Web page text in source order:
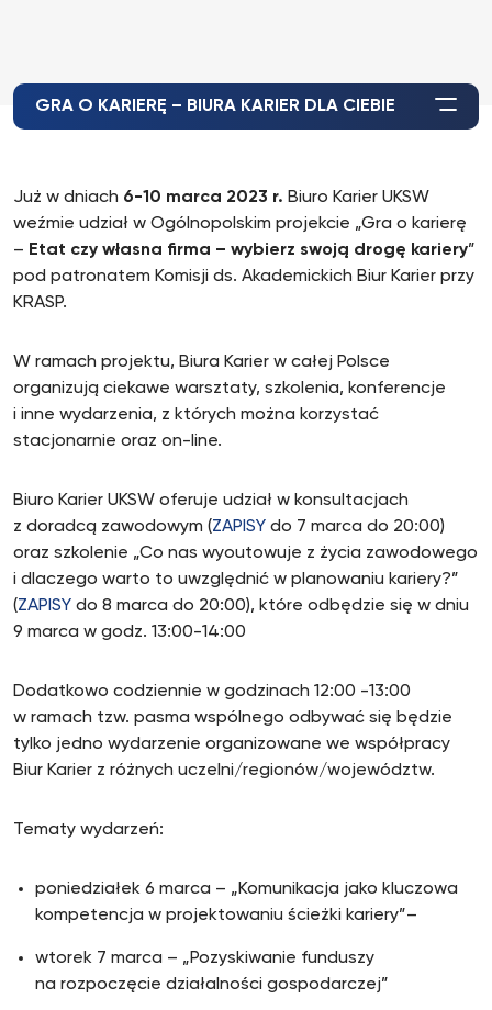
GRA O KARIERĘ – BIURA KARIER DLA CIEBIE
Już w dniach 6-10 marca 2023 r. Biuro Karier UKSW
weźmie udział w Ogólnopolskim projekcie „Gra o karierę
– Etat czy własna firma – wybierz swoją drogę kariery”
pod patronatem Komisji ds. Akademickich Biur Karier przy
KRASP.
W ramach projektu, Biura Karier w całej Polsce
organizują ciekawe warsztaty, szkolenia, konferencje
i inne wydarzenia, z których można korzystać
stacjonarnie oraz on-line.
Biuro Karier UKSW oferuje udział w konsultacjach
z doradcą zawodowym (ZAPISY do 7 marca do 20:00)
oraz szkolenie „Co nas wyoutowuje z życia zawodowego
i dlaczego warto to uwzględnić w planowaniu kariery?”
(ZAPISY do 8 marca do 20:00), które odbędzie się w dniu
9 marca w godz. 13:00-14:00
Dodatkowo codziennie w godzinach 12:00 -13:00
w ramach tzw. pasma wspólnego odbywać się będzie
tylko jedno wydarzenie organizowane we współpracy
Biur Karier z różnych uczelni/regionów/województw.
Tematy wydarzeń:
poniedziałek 6 marca – „Komunikacja jako kluczowa
kompetencja w projektowaniu ścieżki kariery”–
wtorek 7 marca – „Pozyskiwanie funduszy
na rozpoczęcie działalności gospodarczej”